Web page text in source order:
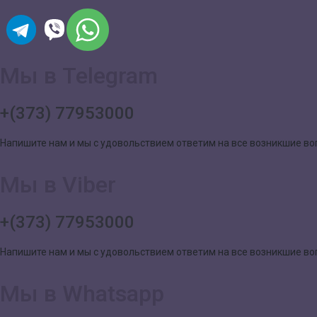
+(373) 77953000
Напишите нам и мы с удовольствием ответим на все возникшие
+(373) 77953000
Напишите нам и мы с удовольствием ответим на все возникшие